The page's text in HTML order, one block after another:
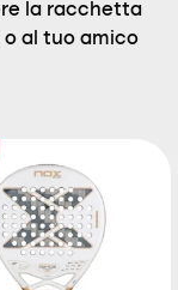
la racchetta
al tuo amico